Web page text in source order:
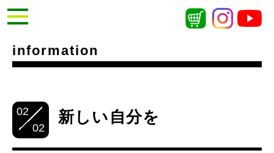
information
02
02
新しい自分を